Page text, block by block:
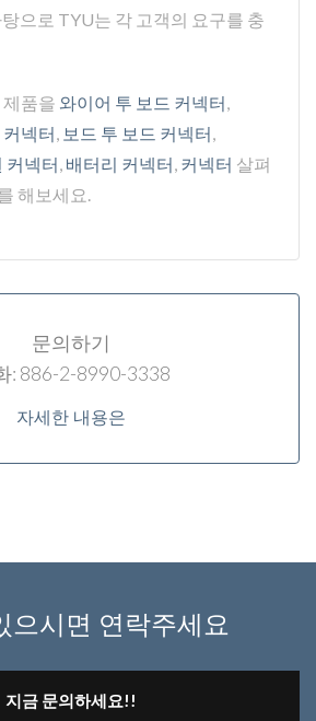
으로 TYU는 각 고객의 요구를 충
제품을 와이어 투 보드 커넥터
넥터 보드 투 보드 커넥터
커넥터 배터리 커넥터 커넥터 살펴
해보세요.
문의하기
: 886-2-8990-3338
자세한 내용은
으시면 연락주세요
지금 문의하세요!!